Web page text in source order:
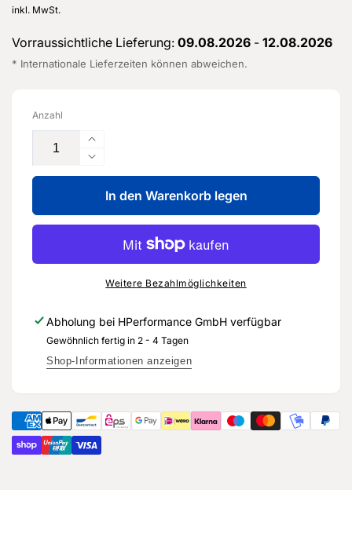
Preis
inkl. MwSt.
Vorraussichtliche Lieferung: 09.08.2026 - 12.08.2026
* Internationale Lieferzeiten können abweichen.
Anzahl
Erhöhe
die
Menge
für
Filtergehäuse
-
115
408
Ersatzteil
für
Audi
Verringere
die
Menge
für
Filtergehäuse
07K
115
Original
Ersatzteil
für
8Y
In den Warenkorb legen
Weitere Bezahlmöglichkeiten
Abholung bei HPerformance GmbH verfügbar
Gewöhnlich fertig in 2 - 4 Tagen
Shop-Informationen anzeigen